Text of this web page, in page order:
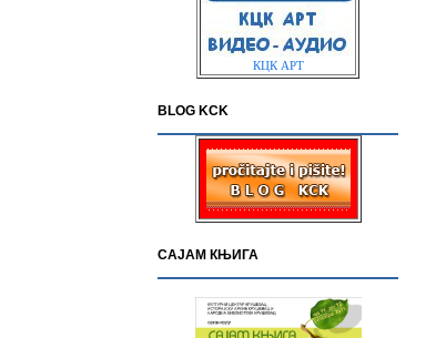
КЦК АРТ
BLOG KCK
САЈАМ КЊИГА